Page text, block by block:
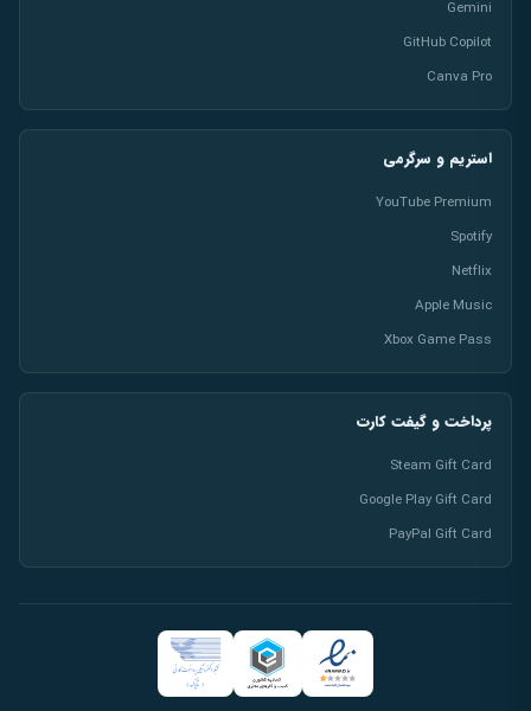
Gemini
GitHub Copilot
Canva Pro
استریم و سرگرمی
YouTube Premium
Spotify
Netflix
Apple Music
Xbox Game Pass
پرداخت و گیفت کارت
Steam Gift Card
Google Play Gift Card
PayPal Gift Card